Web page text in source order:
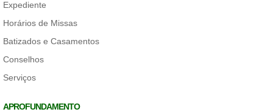
Expediente
Horários de Missas
Batizados e Casamentos
Conselhos
Serviços
APROFUNDAMENTO